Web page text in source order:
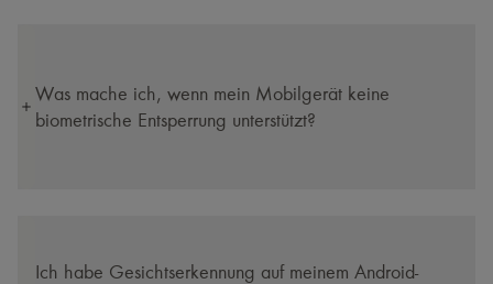
Was mache ich, wenn mein Mobilgerät keine
biometrische Entsperrung unterstützt?
Ich habe Gesichtserkennung auf meinem Android-